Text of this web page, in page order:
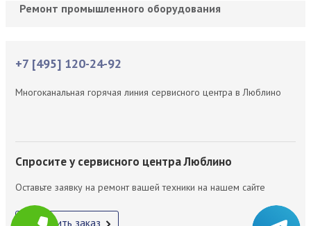
Ремонт промышленного оборудования
+7 [495] 120-24-92
Многоканальная горячая линия сервисного центра в Люблино
Спросите у сервисного центра Люблино
Оставьте заявку на ремонт вашей техники на нашем сайте
Оформить заказ